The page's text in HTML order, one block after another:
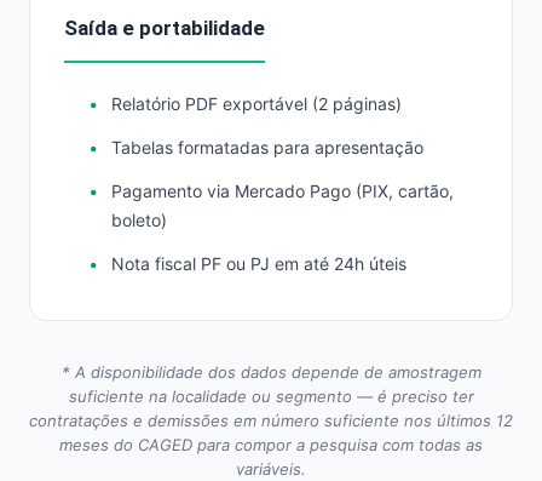
Saída e portabilidade
Relatório PDF exportável (2 páginas)
Tabelas formatadas para apresentação
Pagamento via Mercado Pago (PIX, cartão,
boleto)
Nota fiscal PF ou PJ em até 24h úteis
* A disponibilidade dos dados depende de amostragem
suficiente na localidade ou segmento — é preciso ter
contratações e demissões em número suficiente nos últimos 12
meses do CAGED para compor a pesquisa com todas as
variáveis.